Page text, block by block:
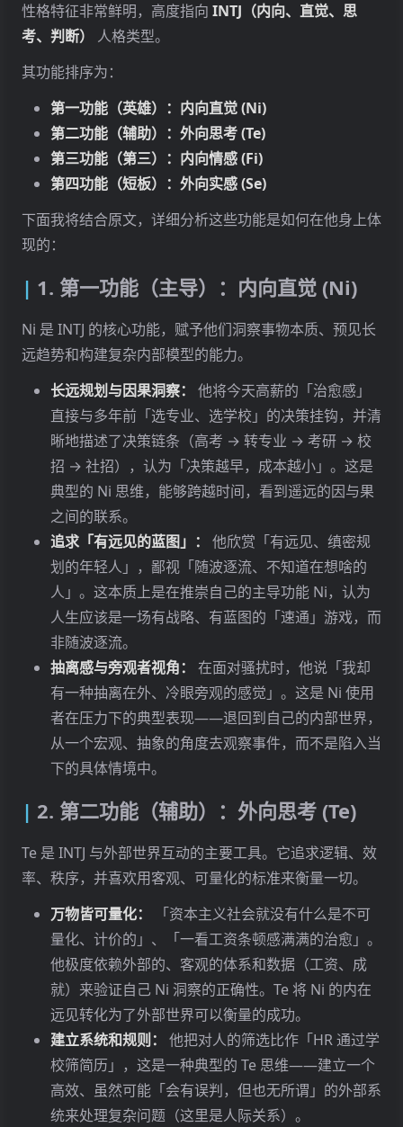
性格特征非常鲜明，高度指向 INTJ（内向、直觉、思
考、判断）
人格类型。
其功能排序为：
第一功能（英雄）：内向直觉 (Ni)
第二功能（辅助）：外向思考 (Te)
第三功能（第三）：内向情感 (Fi)
第四功能（短板）：外向实感 (Se)
下面我将结合原文，详细分析这些功能是如何在他身上体
现的：
1. 第一功能（主导）：内向直觉 (Ni)
Ni 是 INTJ 的核心功能，赋予他们洞察事物本质、预见长
远趋势和构建复杂内部模型的能力。
长远规划与因果洞察：
他将今天高薪的「治愈感」
直接与多年前「选专业、选学校」的决策挂钩，并清
晰地描述了决策链条（高考 → 转专业 → 考研 → 校
招 → 社招），认为「决策越早，成本越小」。这是
典型的 Ni 思维，能够跨越时间，看到遥远的因与果
之间的联系。
追求「有远见的蓝图」：
他欣赏「有远见、缜密规
划的年轻人」，鄙视「随波逐流、不知道在想啥的
人」。这本质上是在推崇自己的主导功能 Ni，认为
人生应该是一场有战略、有蓝图的「速通」游戏，而
非随波逐流。
抽离感与旁观者视角：
在面对骚扰时，他说「我却
有一种抽离在外、冷眼旁观的感觉」。这是 Ni 使用
者在压力下的典型表现——退回到自己的内部世界，
从一个宏观、抽象的角度去观察事件，而不是陷入当
下的具体情境中。
2. 第二功能（辅助）：外向思考 (Te)
Te 是 INTJ 与外部世界互动的主要工具。它追求逻辑、效
率、秩序，并喜欢用客观、可量化的标准来衡量一切。
万物皆可量化：
「资本主义社会就没有什么是不可
量化、计价的」、「一看工资条顿感满满的治愈」。
他极度依赖外部的、客观的体系和数据（工资、成
就）来验证自己 Ni 洞察的正确性。Te 将 Ni 的内在
远见转化为了外部世界可以衡量的成功。
建立系统和规则：
他把对人的筛选比作「HR 通过学
校筛简历」，这是一种典型的 Te 思维——建立一个
高效、虽然可能「会有误判，但也无所谓」的外部系
统来处理复杂问题（这里是人际关系）。